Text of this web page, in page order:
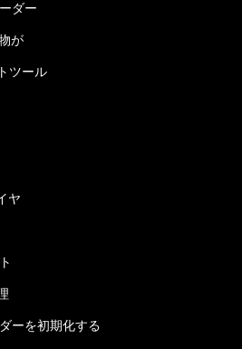
ダー
が
ツール
ヤ
ーを初期化する